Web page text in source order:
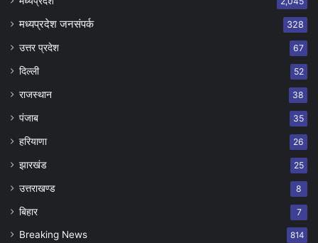
मध्यप्रदेश जनसंपर्क 328
उत्तर प्रदेश 67
दिल्ली 52
राजस्थान 38
पंजाब 35
हरियाणा 26
झारखंड 25
उत्तराखण्ड 8
बिहार 7
Breaking News 814